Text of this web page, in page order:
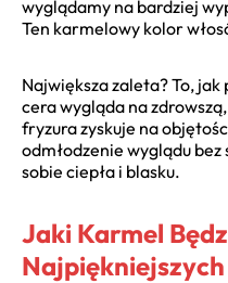
wyglądamy na bardziej
Ten karmelowy kolor
Największa zaleta? To,
cera wygląda na
fryzura zyskuje na
odmłodzenie wyglądu
sobie ciepła i blasku.
Jaki Karmel